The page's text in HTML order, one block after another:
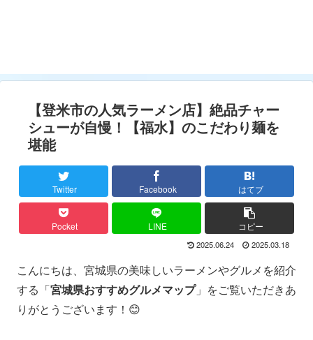
【登米市の人気ラーメン店】絶品チャー
シューが自慢！【福水】のこだわり麺を
堪能
Twitter Facebook はてブ
Pocket LINE コピー
2025.06.24 2025.03.18
こんにちは、宮城県の美味しいラーメンやグルメを紹介
する「宮城県おすすめグルメマップ」をご覧いただきあ
りがとうございます！😊